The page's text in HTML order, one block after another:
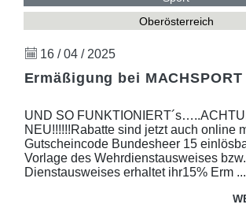
Oberösterreich
16 / 04 / 2025
Ermäßigung bei MACHSPORT
UND SO
NEU!!!!!!Rabatte sind jetzt auch online
Gutscheincode Bundesheer 15
Vorlage des Wehrdienstausweises
Dienstausweises erhaltet ihr15% Erm ...